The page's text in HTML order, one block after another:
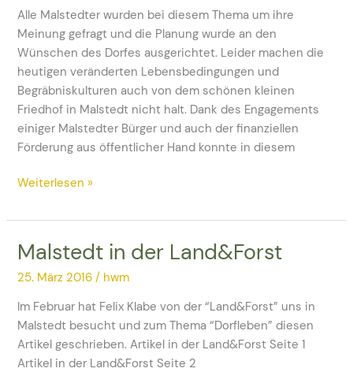
Alle Malstedter wurden bei diesem Thema um ihre
Meinung gefragt und die Planung wurde an den
Wünschen des Dorfes ausgerichtet. Leider machen die
heutigen veränderten Lebensbedingungen und
Begräbniskulturen auch von dem schönen kleinen
Friedhof in Malstedt nicht halt. Dank des Engagements
einiger Malstedter Bürger und auch der finanziellen
Förderung aus öffentlicher Hand konnte in diesem
Weiterlesen »
Malstedt in der Land&Forst
25. März 2016/ hwm
Im Februar hat Felix Klabe von der “Land&Forst” uns in
Malstedt besucht und zum Thema “Dorfleben” diesen
Artikel geschrieben. Artikel in der Land&Forst Seite 1
Artikel in der Land&Forst Seite 2
Malstedt
der
Land&Forst